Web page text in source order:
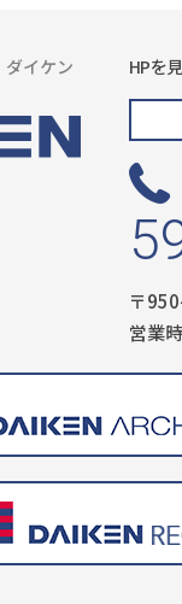
イケン HPを
〒
営業